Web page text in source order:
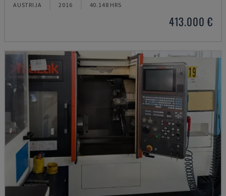
AUSTRIJA 2016 40.148 HRS
413.000 €